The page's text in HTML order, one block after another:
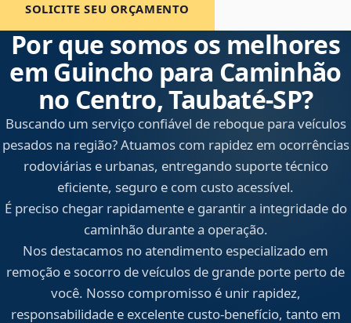
SOLICITE SEU ORÇAMENTO
Por que somos os melhores
em Guincho para Caminhão
no Centro, Taubaté‑SP?
Buscando um serviço confiável de reboque para veículos
pesados na região? Atuamos com rapidez em ocorrências
rodoviárias e urbanas, entregando suporte técnico
eficiente, seguro e com custo acessível.
É preciso chegar rapidamente e garantir a integridade do
caminhão durante a operação.
Nos destacamos no atendimento especializado em
remoção e socorro de veículos de grande porte perto de
você. Nosso compromisso é unir rapidez,
responsabilidade e excelente custo-benefício, tanto em